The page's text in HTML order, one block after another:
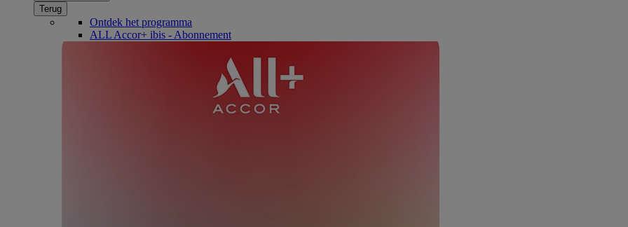
Terug
Ontdek het programma
ALL Accor+ ibis - Abonnement